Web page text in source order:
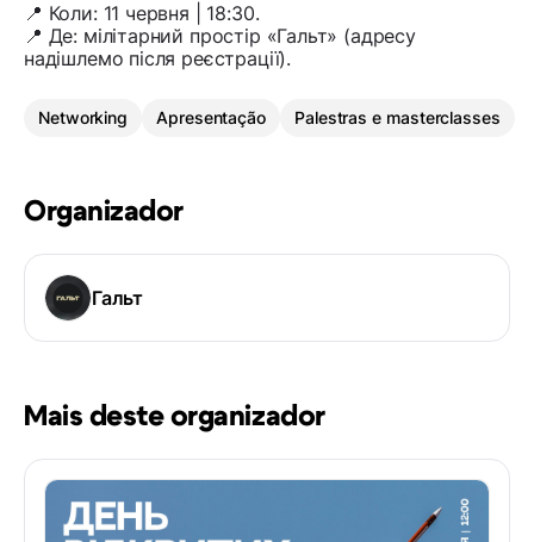
📍 Коли: 11 червня | 18:30.
📍 Де: мілітарний простір «Гальт» (адресу
надішлемо після реєстрації).
Networking Apresentação Palestras e masterclasses
Organizador
Гальт
Mais deste organizador